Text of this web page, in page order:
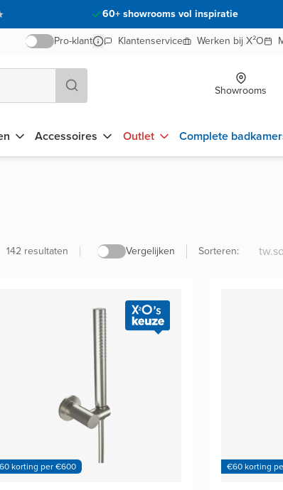
60+ showrooms vol inspiratie
Pro-klant
Klantenservice Werken bij X²O
Showrooms
Accessoires Outlet Complete
142 resultaten Vergelijken Sorteren:
korting per €600 €60 korting